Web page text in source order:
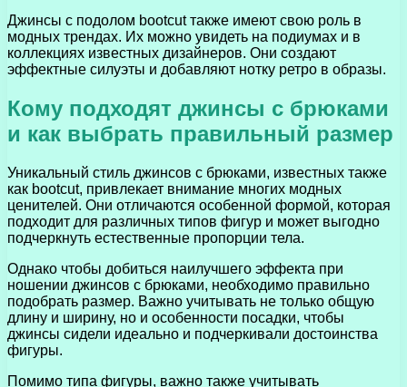
Джинсы с подолом bootcut также имеют свою роль в
модных трендах. Их можно увидеть на подиумах и в
коллекциях известных дизайнеров. Они создают
эффектные силуэты и добавляют нотку ретро в образы.
Кому подходят джинсы с брюками
и как выбрать правильный размер
Уникальный стиль джинсов с брюками, известных также
как bootcut, привлекает внимание многих модных
ценителей. Они отличаются особенной формой, которая
подходит для различных типов фигур и может выгодно
подчеркнуть естественные пропорции тела.
Однако чтобы добиться наилучшего эффекта при
ношении джинсов с брюками, необходимо правильно
подобрать размер. Важно учитывать не только общую
длину и ширину, но и особенности посадки, чтобы
джинсы сидели идеально и подчеркивали достоинства
фигуры.
Помимо типа фигуры, важно также учитывать